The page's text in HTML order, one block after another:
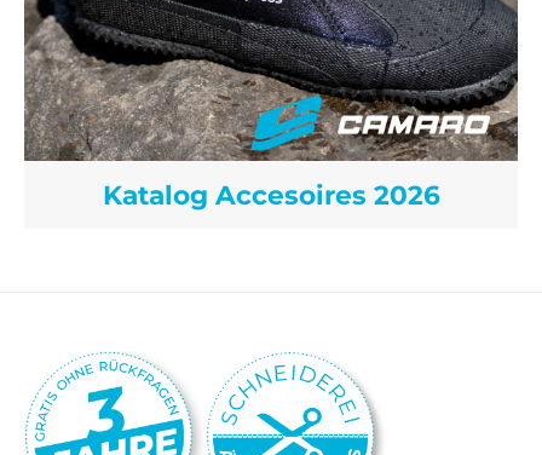
Katalog Accesoires 2026